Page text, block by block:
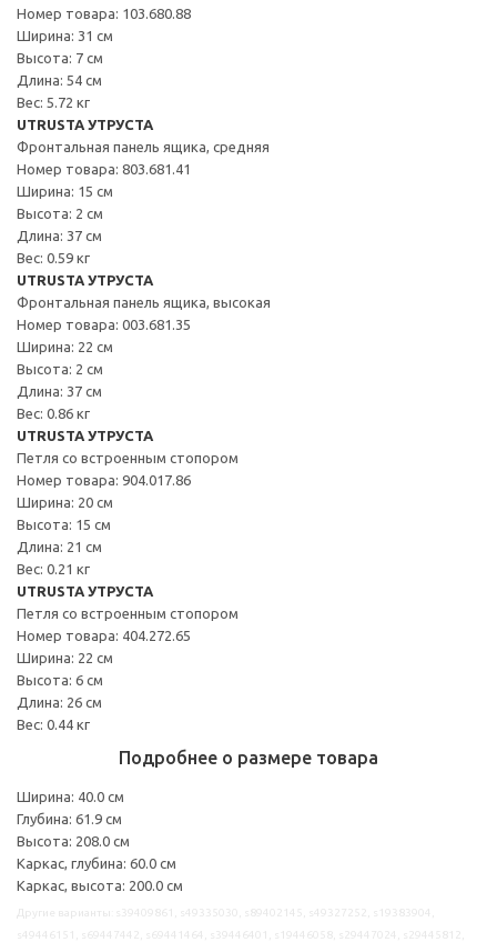
Номер товара: 103.680.88
Ширина: 31 см
Высота: 7 см
Длина: 54 см
Вес: 5.72 кг
UTRUSTA УТРУСТА
Фронтальная панель ящика, средняя
Номер товара: 803.681.41
Ширина: 15 см
Высота: 2 см
Длина: 37 см
Вес: 0.59 кг
UTRUSTA УТРУСТА
Фронтальная панель ящика, высокая
Номер товара: 003.681.35
Ширина: 22 см
Высота: 2 см
Длина: 37 см
Вес: 0.86 кг
UTRUSTA УТРУСТА
Петля со встроенным стопором
Номер товара: 904.017.86
Ширина: 20 см
Высота: 15 см
Длина: 21 см
Вес: 0.21 кг
UTRUSTA УТРУСТА
Петля со встроенным стопором
Номер товара: 404.272.65
Ширина: 22 см
Высота: 6 см
Длина: 26 см
Вес: 0.44 кг
Подробнее о размере товара
Ширина: 40.0 см
Глубина: 61.9 см
Высота: 208.0 см
Каркас, глубина: 60.0 см
Каркас, высота: 200.0 см